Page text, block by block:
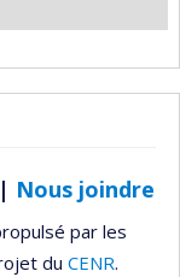
| Nous joindre
par les
du CENR.